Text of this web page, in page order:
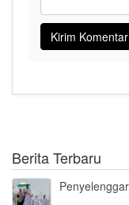
Berita Terbaru